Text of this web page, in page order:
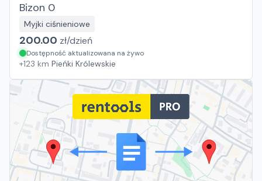
Bizon 0
Myjki ciśnieniowe
200.00 zł/dzień
Dostępność aktualizowana na żywo
+123 km Pieńki Królewskie